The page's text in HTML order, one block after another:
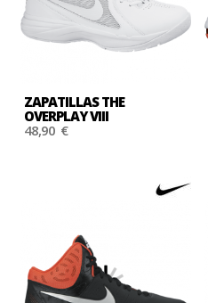
ZAPATILLAS THE
OVERPLAY VIII
48,90 €